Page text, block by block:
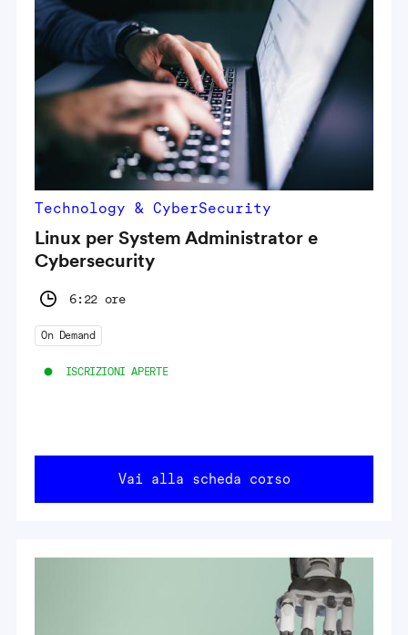
Technology & CyberSecurity
Linux per System Administrator e
Cybersecurity
6:22 ore
On Demand
ISCRIZIONI APERTE
Vai alla scheda corso